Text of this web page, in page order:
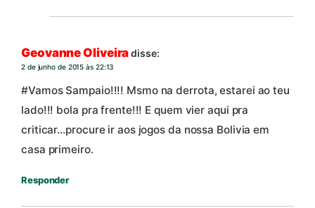
Geovanne Oliveiradisse:
2 de junho de 2015 às 22:13
#Vamos Sampaio!!!! Msmo na derrota, estarei ao teu
lado!!! bola pra frente!!! E quem vier aqui pra
criticar…procure ir aos jogos da nossa Bolivia em
casa primeiro.
Responder